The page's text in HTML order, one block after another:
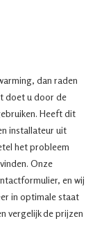
dan raden
doet u door de
Heeft dit
installateur uit
het probleem
Onze
en wij
in optimale staat
vergelijk de prijzen